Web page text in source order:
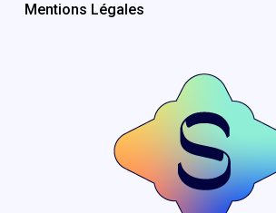
Mentions Légales